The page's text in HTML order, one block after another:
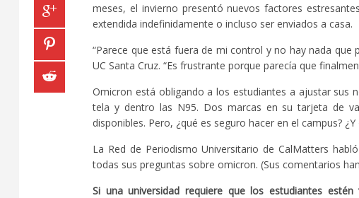
meses, el invierno presentó nuevos factores
extendida indefinidamente o incluso ser enviados a casa.
“Parece que está fuera de mi control y no hay nada
UC Santa Cruz. “Es frustrante porque parecía que
Omicron está obligando a los estudiantes a ajustar sus
tela y dentro las N95. Dos marcas en su tarjeta de
disponibles. Pero, ¿qué es seguro hacer en el campus?
La Red de Periodismo Universitario de CalMatters
todas sus preguntas sobre omicron. (Sus comentarios
Si una universidad requiere que los estudiantes